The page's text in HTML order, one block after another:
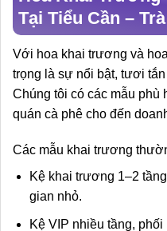
Tại Tiểu Cần –
Với hoa khai trương và
trọng là sự nổi bật, tươi
Chúng tôi có các mẫu phù
quán cà phê cho đến
Các mẫu khai trương
Kệ khai trương 1–2
gian nhỏ.
Kệ VIP nhiều tầng,